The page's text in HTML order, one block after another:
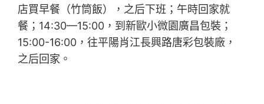
店買早餐（竹筒飯），之后下班；午時回家就
餐；14:30—15:00，到新歐小微園廣昌包裝；
15:00-16:00，往平陽肖江長興路唐彩包裝廠，
之后回家。